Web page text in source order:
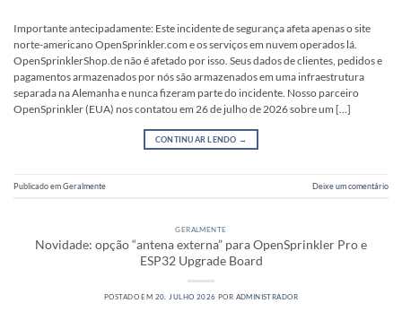
Importante antecipadamente: Este incidente de segurança afeta apenas o site
norte-americano OpenSprinkler.com e os serviços em nuvem operados lá.
OpenSprinklerShop.de não é afetado por isso. Seus dados de clientes, pedidos e
pagamentos armazenados por nós são armazenados em uma infraestrutura
separada na Alemanha e nunca fizeram parte do incidente. Nosso parceiro
OpenSprinkler (EUA) nos contatou em 26 de julho de 2026 sobre um […]
CONTINUAR LENDO →
Publicado emGeralmente Deixe um comentário
GERALMENTE
Novidade: opção “antena externa” para OpenSprinkler Pro e
ESP32 Upgrade Board
POSTADO EM 20. JULHO 2026 POR ADMINISTRADOR